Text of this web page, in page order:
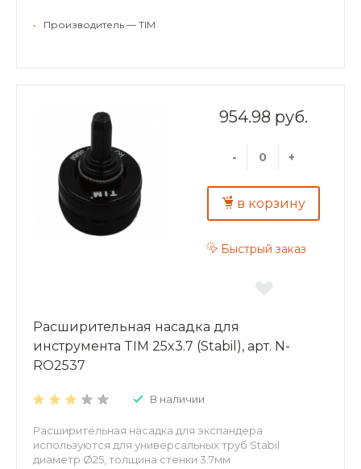
• Производитель — TIM
954.98 руб.
- +
в корзину
Быстрый заказ
Расширительная насадка для
инструмента TIM 25x3.7 (Stabil), арт. N-
RO2537
В наличии
Расширительная насадка для экспандера
используются для универсальных труб Stabil
диаметр Ø25, толщина стенки 3.7мм